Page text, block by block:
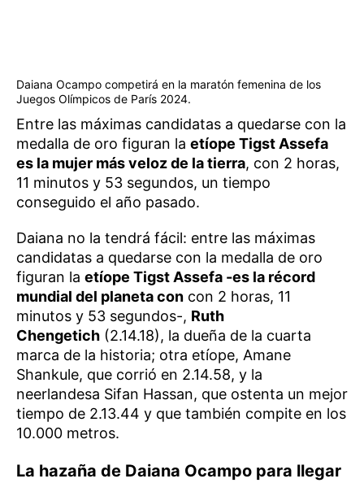
Daiana Ocampo competirá en la maratón femenina de los
Juegos Olímpicos de París 2024.
Entre las máximas candidatas a quedarse con la
medalla de oro figuran la etíope Tigst Assefa
es la mujer más veloz de la tierra, con 2 horas,
11 minutos y 53 segundos, un tiempo
conseguido el año pasado.
Daiana no la tendrá fácil: entre las máximas
candidatas a quedarse con la medalla de oro
figuran la etíope Tigst Assefa -es la récord
mundial del planeta con con 2 horas, 11
minutos y 53 segundos-, Ruth
Chengetich (2.14.18), la dueña de la cuarta
marca de la historia; otra etíope, Amane
Shankule, que corrió en 2.14.58, y la
neerlandesa Sifan Hassan, que ostenta un mejor
tiempo de 2.13.44 y que también compite en los
10.000 metros.
La hazaña de Daiana Ocampo para llegar